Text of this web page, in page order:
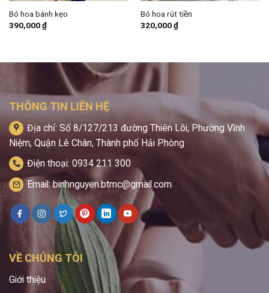
Bó hoa bánh kẹo
390,000₫
Bó hoa rút tiền
320,000₫
THÔNG TIN LIÊN HỆ
Địa chỉ: Số 8/127/213 đường Thiên Lôi, Phường Vĩnh
Niệm, Quận Lê Chân, Thành phố Hải Phòng
Điện thoại: 0934 211 300
Email: binhnguyen.btmc@gmail.com
VỀ CHÚNG TÔI
Giới thiệu